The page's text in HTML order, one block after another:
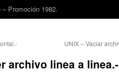
Promoción 1982.
UNIX – Vaciar
archivo linea a linea.-